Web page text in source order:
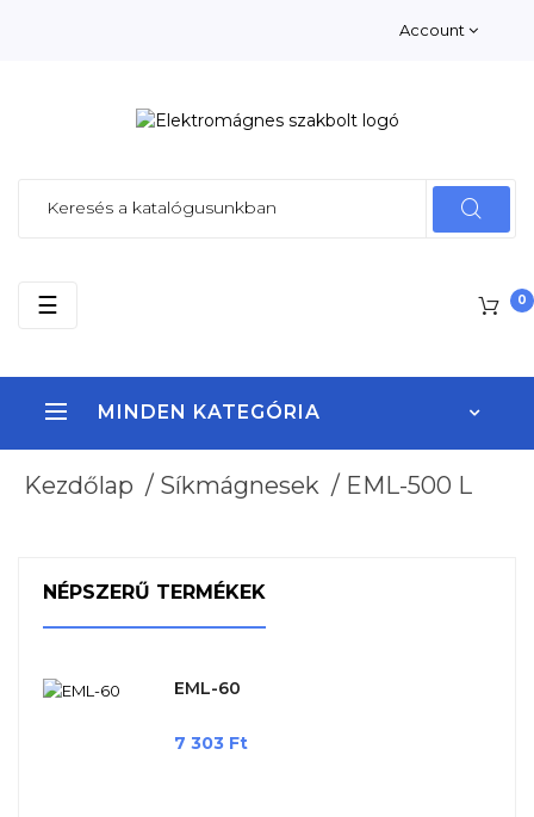
Account
0
MINDEN KATEGÓRIA
Toggle
☰
Kezdőlap / Síkmágnesek / EML-500 L
NÉPSZERŰ TERMÉKEK
EML-60
Ár
7 303 Ft